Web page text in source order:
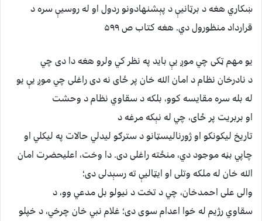
ښکاري هغه د برټانیې د پېشنهادونو ردول او له روسیې سره د
قرارداد منظورول دي. هغه کتاب ص ۵۹۹
یو مهم ټکی چي موږ یې باید په نظر کي ولرو هغه دا دی چي
د نادرخان نظام د امان الله خان پر ځای نه دی راغلی چي موږ یې یو
له بله سره مقایسه کوو، بلکه د سقاوي نظام د وحشت
او بربریت پر ځای، چي له نېکه مرغه د
تاریخ لیکونکو او ژورنالیسټانو د سترګو لیدلي حالات په لیکلي او
چاپي بڼه موجود دي، منځته راغلی دی. دا وخت، اعلیحضرت امان
الله خان له ملکه وتلی او ایټالیې ته رسېدلی دی؛
والی علی احمدخان، چي د تخت د نیولو بل مدعي وو، د
سقاوي رژیم له خوا اعدام سوی دی؛ غلام نبي خان چرخي، د خپلو